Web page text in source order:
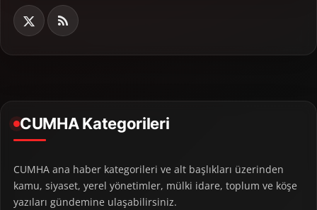
CUMHA Kategorileri
CUMHA ana haber kategorileri ve alt başlıkları üzerinden
kamu, siyaset, yerel yönetimler, mülki idare, toplum ve köşe
yazıları gündemine ulaşabilirsiniz.